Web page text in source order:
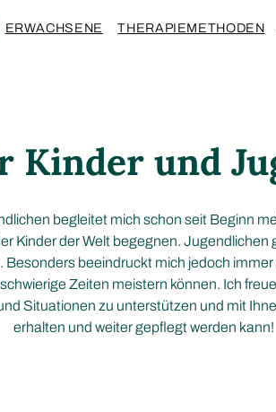
ERWACHSENE THERAPIEMETHODEN
Kinder und
begleitet mich schon seit Beginn
Kinder der Welt begegnen. Jugendlichen
beeindruckt mich jedoch
Zeiten meistern können. Ich
Situationen zu unterstützen und mit
erhalten und weiter gepflegt werden kann!